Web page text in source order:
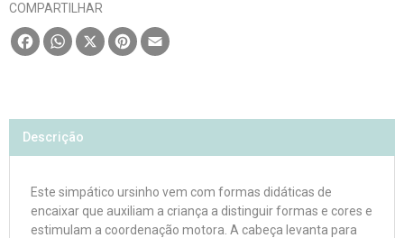
COMPARTILHAR
FacebookWhatsApp
X Pinterest
Descrição
Este simpático ursinho vem com formas didáticas de
encaixar que auxiliam a criança a distinguir formas e cores e
estimulam a coordenação motora. A cabeça levanta para